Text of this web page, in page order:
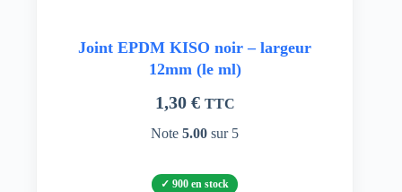
Joint EPDM KISO noir – largeur
12mm (le ml)
1,30 € TTC
Note5.00 sur 5
900 en stock